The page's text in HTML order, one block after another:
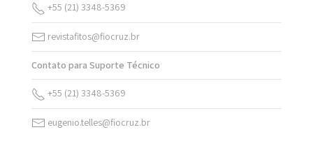
+55 (21) 3348-5369
revistafitos@fiocruz.br
Contato para Suporte Técnico
+55 (21) 3348-5369
eugenio.telles@fiocruz.br